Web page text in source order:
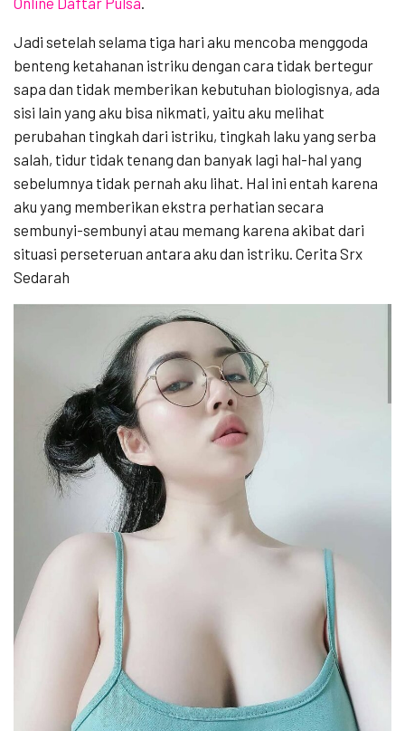
Jadi setelah selama tiga hari aku mencoba menggoda
benteng ketahanan istriku dengan cara tidak bertegur
sapa dan tidak memberikan kebutuhan biologisnya, ada
sisi lain yang aku bisa nikmati, yaitu aku melihat
perubahan tingkah dari istriku, tingkah laku yang serba
salah, tidur tidak tenang dan banyak lagi hal-hal yang
sebelumnya tidak pernah aku lihat. Hal ini entah karena
aku yang memberikan ekstra perhatian secara
sembunyi-sembunyi atau memang karena akibat dari
situasi perseteruan antara aku dan istriku. Cerita Srx
Sedarah